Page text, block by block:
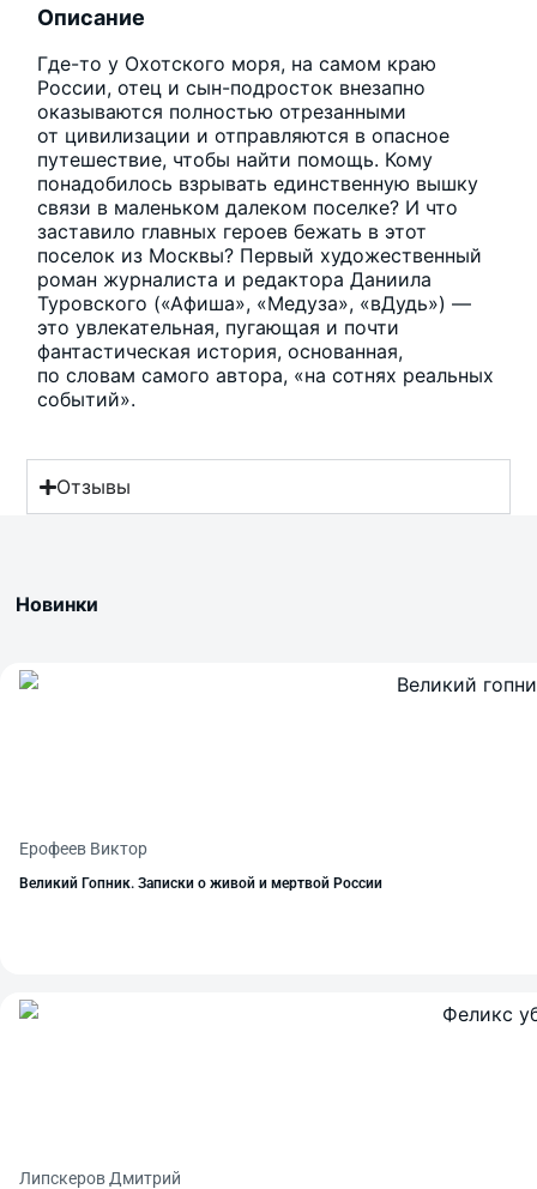
Описание
Где-то у Охотского моря, на самом краю
России, отец и сын-подросток внезапно
оказываются полностью отрезанными
от цивилизации и отправляются в опасное
путешествие, чтобы найти помощь. Кому
понадобилось взрывать единственную вышку
связи в маленьком далеком поселке? И что
заставило главных героев бежать в этот
поселок из Москвы? Первый художественный
роман журналиста и редактора Даниила
Туровского («Афиша», «Медуза», «вДудь») —
это увлекательная, пугающая и почти
фантастическая история, основанная,
по словам самого автора, «на сотнях реальных
событий».
Отзывы
Новинки
Ерофеев Виктор
Великий Гопник. Записки о живой и мертвой России
Липскеров Дмитрий